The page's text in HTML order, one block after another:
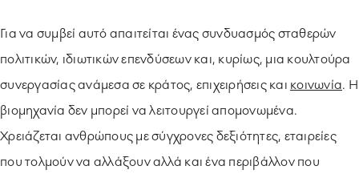
Για να συμβεί αυτό απαιτείται ένας συνδυασμός σταθερών
πολιτικών, ιδιωτικών επενδύσεων και, κυρίως, μια κουλτούρα
συνεργασίας ανάμεσα σε κράτος, επιχειρήσεις και κοινωνία. Η
βιομηχανία δεν μπορεί να λειτουργεί απομονωμένα.
Χρειάζεται ανθρώπους με σύγχρονες δεξιότητες, εταιρείες
που τολμούν να αλλάξουν αλλά και ένα περιβάλλον που